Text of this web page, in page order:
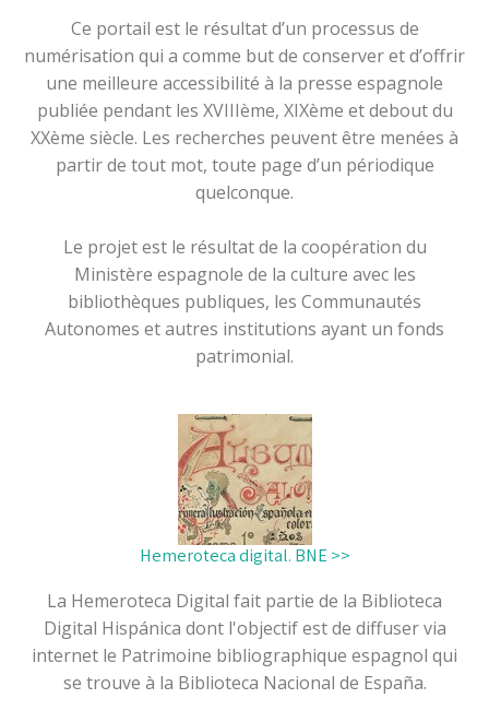
Ce portail est le résultat d’un processus de
numérisation qui a comme but de conserver et d’offrir
une meilleure accessibilité à la presse espagnole
publiée pendant les XVIIIème, XIXème et debout du
XXème siècle. Les recherches peuvent être menées à
partir de tout mot, toute page d’un périodique
quelconque.
Le projet est le résultat de la coopération du
Ministère espagnole de la culture avec les
bibliothèques publiques, les Communautés
Autonomes et autres institutions ayant un fonds
patrimonial.
Hemeroteca digital. BNE >>
La Hemeroteca Digital fait partie de la Biblioteca
Digital Hispánica dont l'objectif est de diffuser via
internet le Patrimoine bibliographique espagnol qui
se trouve à la Biblioteca Nacional de España.